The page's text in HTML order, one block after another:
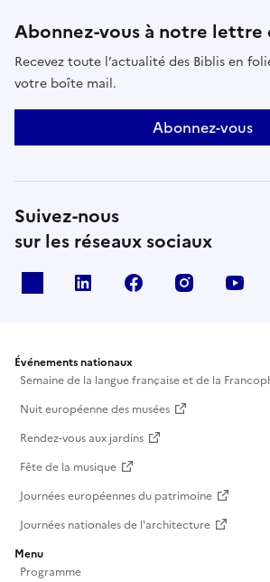
Abonnez-vous à notre lettre
Recevez toute l’actualité des Biblis en
votre boîte mail.
Abonnez-vous
Suivez-nous
sur les réseaux sociaux
Linkedin Facebook Instagram
Événements nationaux
Semaine de la langue française et de la
Nuit européenne des musées
Rendez-vous aux jardins
Fête de la musique
Journées européennes du patrimoine
Journées nationales de l'architecture
Menu
Programme